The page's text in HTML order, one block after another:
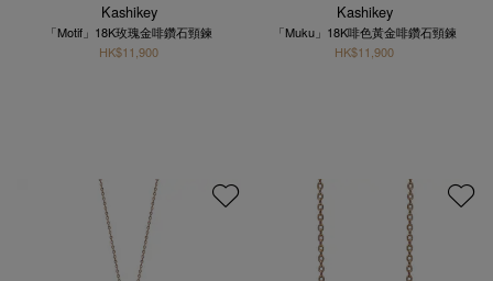
Kashikey
「Motif」18K玫瑰金啡鑽石頸鍊
HK$11,900
Kashikey
「Muku」18K啡色黃金啡鑽石頸鍊
HK$11,900